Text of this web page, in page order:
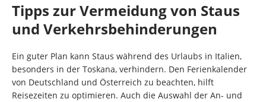
Tipps zur Vermeidung von Staus
und Verkehrsbehinderungen
Ein guter Plan kann Staus während des Urlaubs in Italien,
besonders in der Toskana, verhindern. Den Ferienkalender
von Deutschland und Österreich zu beachten, hilft
Reisezeiten zu optimieren. Auch die Auswahl der An- und